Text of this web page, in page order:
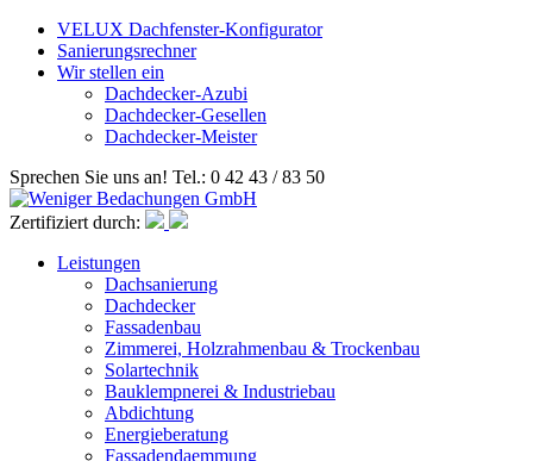
VELUX Dachfenster-Konfigurator
Sanierungsrechner
Wir stellen ein
Dachdecker-Azubi
Dachdecker-Gesellen
Dachdecker-Meister
Sprechen Sie uns an! Tel.: 0 42 43 / 83 50
Zertifiziert durch:
Leistungen
Dachsanierung
Dachdecker
Fassadenbau
Zimmerei, Holzrahmenbau & Trockenbau
Solartechnik
Bauklempnerei & Industriebau
Abdichtung
Energieberatung
Fassadendaemmung